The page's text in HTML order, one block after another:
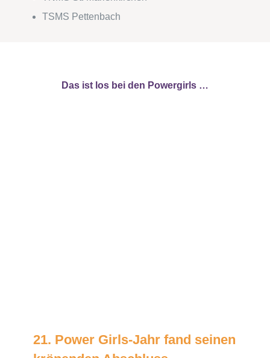
TSMS Pettenbach
Das ist los bei den Powergirls …
21. Power Girls-Jahr fand seinen